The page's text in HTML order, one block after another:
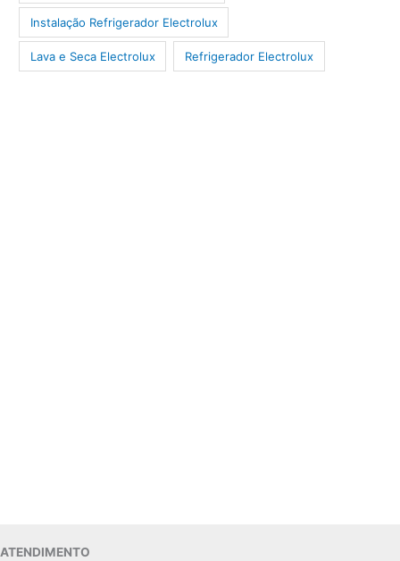
Instalação Refrigerador Electrolux
Lava e Seca Electrolux Refrigerador Electrolux
ATENDIMENTO